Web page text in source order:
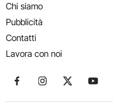
Chi siamo
Pubblicità
Contatti
Lavora con noi
Seguici su Facebook
Seguici suSeguici su